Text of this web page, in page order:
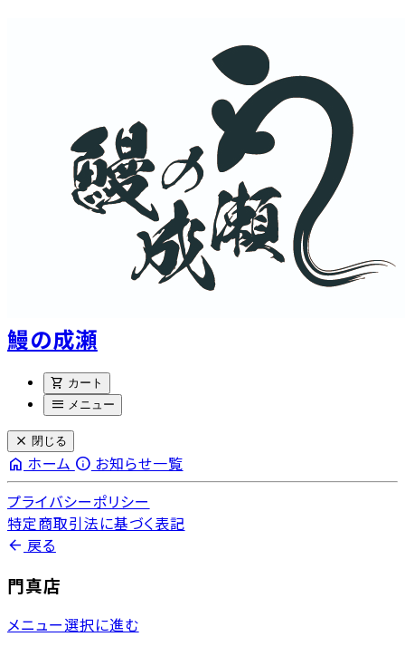
鰻の成瀬
shopping_cart カート
menu メニュー
close 閉じる
home ホーム info お知らせ一覧
プライバシーポリシー
特定商取引法に基づく表記
arrow_back 戻る
門真店
メニュー選択に進む